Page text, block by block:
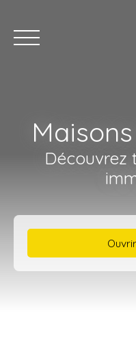
Estimation
Découvrez